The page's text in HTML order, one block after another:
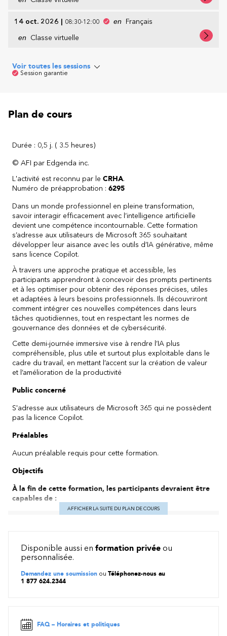
14 oct. 2026 | 08:30-12:00 en Français
en Classe virtuelle
Voir toutes les sessions
Session garantie
Plan de cours
Durée : 0,5 j. ( 3.5 heures)
© AFI par Edgenda inc.
L'activité est reconnu par le CRHA.
Numéro de préapprobation : 6295
Dans un monde professionnel en pleine transformation,
savoir interagir efficacement avec l’intelligence artificielle
devient une compétence incontournable. Cette formation
s’adresse aux utilisateurs de Microsoft 365 souhaitant
développer leur aisance avec les outils d’IA générative, même
sans licence Copilot.
À travers une approche pratique et accessible, les
participants apprendront à concevoir des prompts pertinents
et à les optimiser pour obtenir des réponses précises, utiles
et adaptées à leurs besoins professionnels. Ils découvriront
comment intégrer ces nouvelles compétences dans leurs
tâches quotidiennes, tout en respectant les normes de
gouvernance des données et de cybersécurité.
Cette demi-journée immersive vise à rendre l’IA plus
compréhensible, plus utile et surtout plus exploitable dans le
cadre du travail, en mettant l’accent sur la création de valeur
et l’amélioration de la productivité
Public concerné
S'adresse aux utilisateurs de Microsoft 365 qui ne possèdent
pas la licence Copilot.
Préalables
Aucun préalable requis pour cette formation.
Objectifs
À la fin de cette formation, les participants devraient être
capables de :
Concevoir des prompts efficaces.
professionnels.
Intégrer ces compétences dans leurs tâches quotidiennes
Respecter les cadres réglementaires, la gouvernance des
l'optimisation des prompts pour des modèles d'IA générative,
avec des applications concrètes adaptées aux besoins de
AFFICHER LA SUITE DU PLAN DE COURS
Disponible aussi en formation privée ou
personnalisée.
Demandez une soumission ou Téléphonez-nous au
1 877 624.2344
FAQ – Horaires et politiques